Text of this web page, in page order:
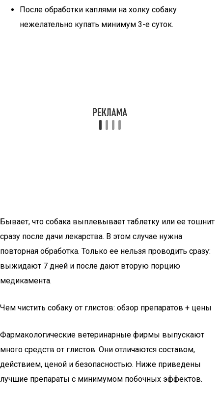
После обработки каплями на холку собаку
нежелательно купать минимум 3-е суток.
Бывает, что собака выплевывает таблетку или ее тошнит
сразу после дачи лекарства. В этом случае нужна
повторная обработка. Только ее нельзя проводить сразу:
выжидают 7 дней и после дают вторую порцию
медикамента.
Чем чистить собаку от глистов: обзор препаратов + цены
Фармакологические ветеринарные фирмы выпускают
много средств от глистов. Они отличаются составом,
действием, ценой и безопасностью. Ниже приведены
лучшие препараты с минимумом побочных эффектов.